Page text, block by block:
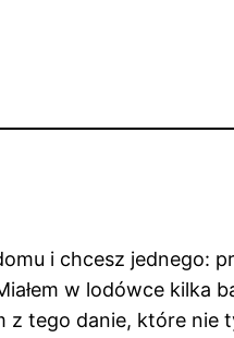
i chcesz jednego:
w lodówce kilka
z tego danie, które